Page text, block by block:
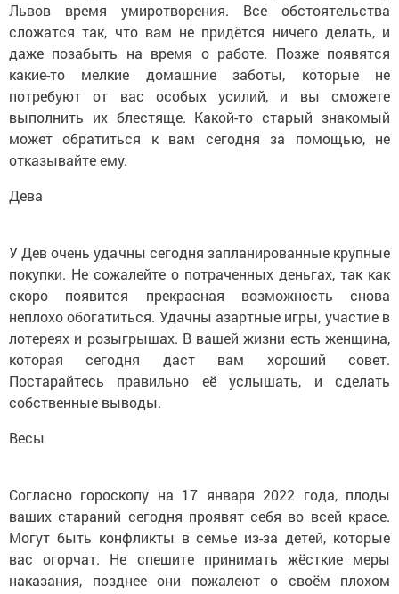
Львов время умиротворения. Все обстоятельства
сложатся так, что вам не придётся ничего делать, и
даже позабыть на время о работе. Позже появятся
какие-то мелкие домашние заботы, которые не
потребуют от вас особых усилий, и вы сможете
выполнить их блестяще. Какой-то старый знакомый
может обратиться к вам сегодня за помощью, не
отказывайте ему.
Дева
У Дев очень удачны сегодня запланированные крупные
покупки. Не сожалейте о потраченных деньгах, так как
скоро появится прекрасная возможность снова
неплохо обогатиться. Удачны азартные игры, участие в
лотереях и розыгрышах. В вашей жизни есть женщина,
которая сегодня даст вам хороший совет.
Постарайтесь правильно её услышать, и сделать
собственные выводы.
Весы
Согласно гороскопу на 17 января 2022 года, плоды
ваших стараний сегодня проявят себя во всей красе.
Могут быть конфликты в семье из-за детей, которые
вас огорчат. Не спешите принимать жёсткие меры
наказания, позднее они пожалеют о своём плохом